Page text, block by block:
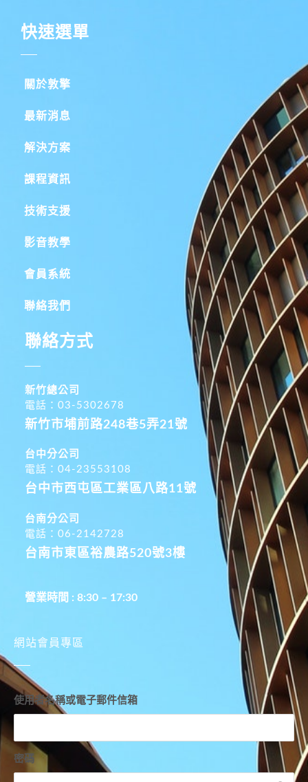
快速選單
關於敦擎
最新消息
解決方案
課程資訊
技術支援
影音教學
會員系統
聯絡我們
聯絡方式
新竹總公司
電話：03-5302678
新竹市埔前路248巷5弄21號
台中分公司
電話：04-23553108
台中市西屯區工業區八路11號
台南分公司
電話：06-2142728
台南市東區裕農路520號3樓
營業時間 : 8:30 – 17:30
網站會員專區
使用者名稱或電子郵件信箱
密碼